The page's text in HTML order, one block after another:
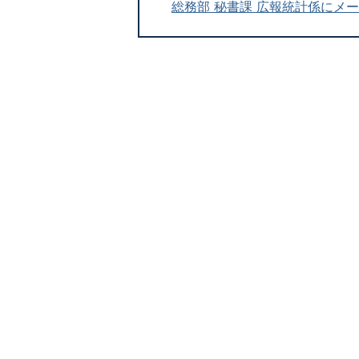
総務部 秘書課 広報統計係にメ